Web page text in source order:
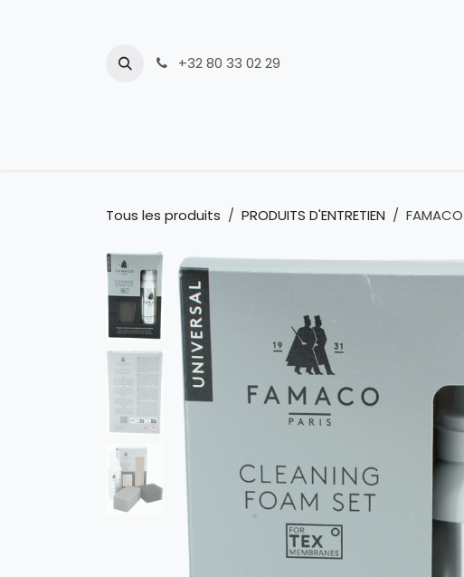
+32 80 33 02 29
Tous les produits PRODUITS D'ENTRETIEN